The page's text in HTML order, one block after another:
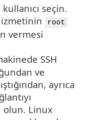
seçin.
root
vermesi
SSH
ve
ayrıca
olun. Linux